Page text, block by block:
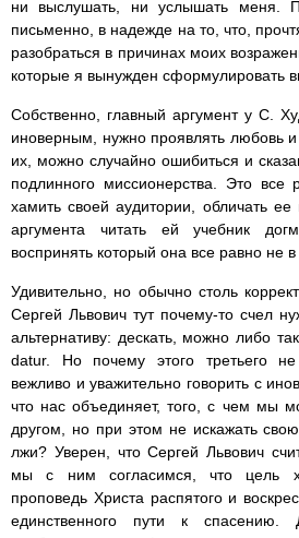
ни выслушать, ни услышать меня.
письменно, в надежде на то, что,
разобраться в причинах моих
которые я вынужден сформулировать
Собственно, главный аргумент у С.
иноверным, нужно проявлять любовь
их, можно случайно ошибиться и
подлинного миссионерства. Это
хамить своей аудитории, обличать
аргумента читать ей учебник
воспринять который она все равно не в
Удивительно, но обычно столь
Сергей Львович тут почему-то счел
альтернативу: дескать, можно либо
datur. Но почему этого третьего
вежливо и уважительно говорить с
что нас объединяет, того, с чем мы
другом, но при этом не искажать
лжи? Уверен, что Сергей Львович
мы с ним согласимся, что цель
проповедь Христа распятого и
единственного пути к